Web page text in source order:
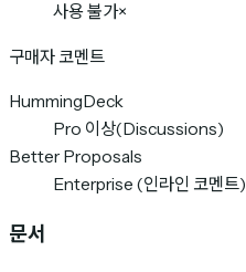
사용 불가×
구매자 코멘트
HummingDeck
Pro 이상(Discussions)
Better Proposals
Enterprise (인라인 코멘트)
문서